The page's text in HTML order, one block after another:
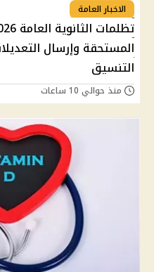
الاخبار العامة
المستحقة وإرسال
التنسيق
منذ حوالي 10 ساعات